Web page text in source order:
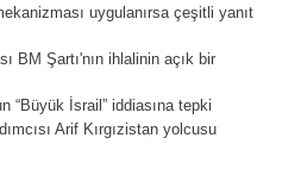
uygulanırsa çeşitli yanıt
BM Şartı'nın ihlalinin açık bir
“Büyük İsrail” iddiasına tepki
Arif Kırgızistan yolcusu